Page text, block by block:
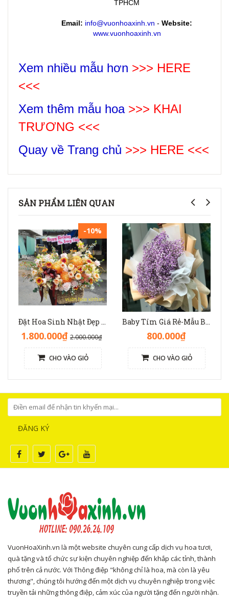
TPHCM
Email: info@vuonhoaxinh.vn - Website:
www.vuonhoaxinh.vn
Xem nhiều mẫu hơn >>> HERE
<<<
Xem thêm mẫu hoa >>> KHAI
TRƯƠNG <<<
Quay về Trang chủ >>> HERE <<<
SẢN PHẨM LIÊN QUAN
-10%
Đặt Hoa Sinh Nhật Đẹp Sang Trọng: Lẵng Hoa Màu Nâu(Nude) - GH1093
1.800.000₫ 2.000.000₫
CHO VÀO GIỎ
Baby Tím Giá Rẻ-Mẫu Bó Hoa Dài Đẹp[Hoa Tươi Nhập Khẩu] - HB1138
800.000₫
CHO VÀO GIỎ
ĐĂNG KÝ
VuonHoaXinh.vn là một website chuyên cung cấp dịch vụ hoa tươi,
quà tặng và tổ chức sự kiện chuyên nghiệp đến khắp các tỉnh, thành
phố trên cả nước. Với Thông điệp "không chỉ là hoa, mà còn là yêu
thương", chúng tôi hướng đến một dịch vụ chuyên nghiệp trong việc
truyền tải những thông điệp, cảm xúc của người tặng đến người nhận.